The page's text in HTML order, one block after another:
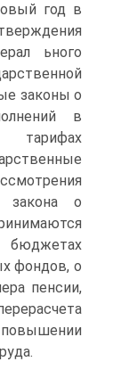
год в
ьного
законы о
в
тарифах
закона о
фондов, о
пен­сии,